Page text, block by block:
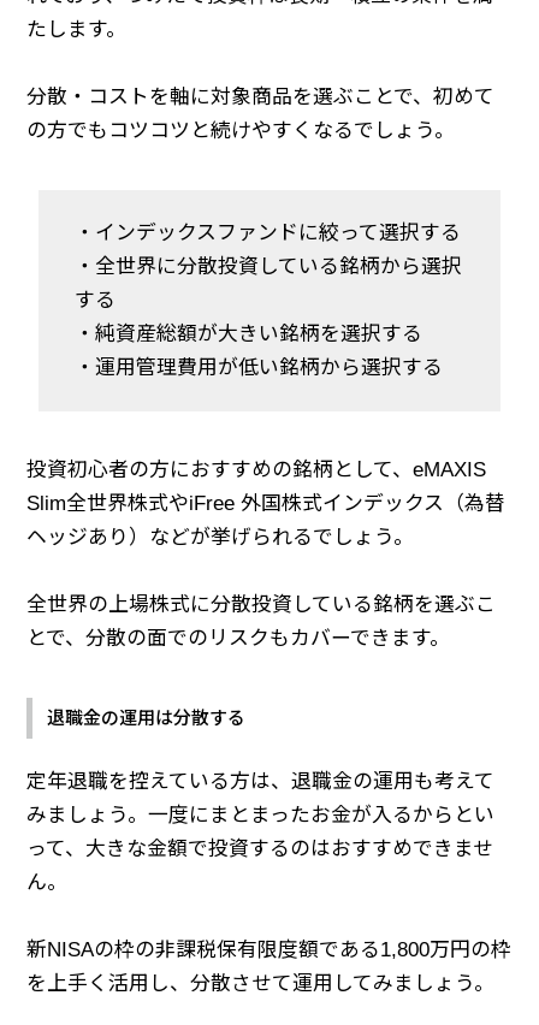
たします。
分散・コストを軸に対象商品を選ぶことで、初めて
の方でもコツコツと続けやすくなるでしょう。
・インデックスファンドに絞って選択する
・全世界に分散投資している銘柄から選択
する
・純資産総額が大きい銘柄を選択する
・運用管理費用が低い銘柄から選択する
投資初心者の方におすすめの銘柄として、eMAXIS
Slim全世界株式やiFree 外国株式インデックス（為替
ヘッジあり）などが挙げられるでしょう。
全世界の上場株式に分散投資している銘柄を選ぶこ
とで、分散の面でのリスクもカバーできます。
退職金の運用は分散する
定年退職を控えている方は、退職金の運用も考えて
みましょう。一度にまとまったお金が入るからとい
って、大きな金額で投資するのはおすすめできませ
ん。
新NISAの枠の非課税保有限度額である1,800万円の枠
を上手く活用し、分散させて運用してみましょう。